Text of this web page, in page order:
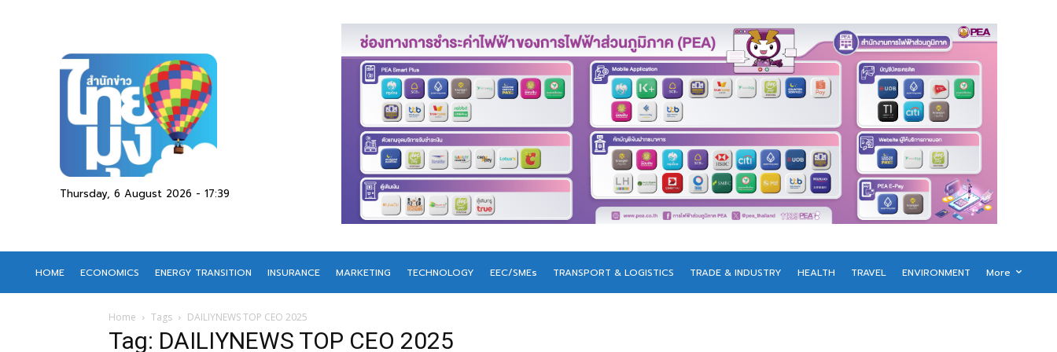
Thursday, 6 August 2026 - 17:39
HOME ECONOMICS ENERGY TRANSITION INSURANCE MARKETING TECHNOLOGY EEC/SMEs TRANSPORT & LOGISTICS TRADE & INDUSTRY HEALTH TRAVEL ENVIRONMENT More
Home Tags DAILIYNEWS TOP CEO 2025
Tag: DAILIYNEWS TOP CEO 2025